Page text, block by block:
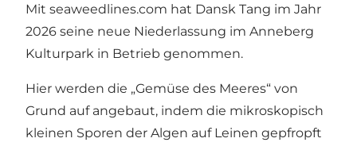
Mit seaweedlines.com hat Dansk Tang im Jahr
2026 seine neue Niederlassung im Anneberg
Kulturpark in Betrieb genommen.
Hier werden die „Gemüse des Meeres“ von
Grund auf angebaut, indem die mikroskopisch
kleinen Sporen der Algen auf Leinen gepfropft